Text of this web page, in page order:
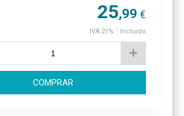
25,99 €
IVA 21% Incluido
COMPRAR